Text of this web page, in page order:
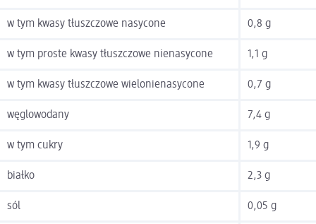
w tym kwasy tłuszczowe nasycone 0,8 g
w tym proste kwasy tłuszczowe nienasycone 1,1 g
w tym kwasy tłuszczowe wielonienasycone 0,7 g
węglowodany 7,4 g
w tym cukry 1,9 g
białko 2,3 g
sól 0,05 g